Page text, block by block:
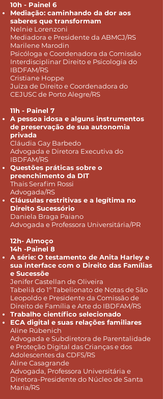
10h - Painel 6
Mediação: caminhando da dor aos
saberes que transformam
Nelnie Lorenzoni
Mediadora e Presidente da ABMCJ/RS
Marilene Marodin
Psicóloga e Coordenadora da Comissão
Interdisciplinar Direito e Psicologia do
IBDFAM/RS
Cristiane Hoppe
Juíza de Direito e Coordenadora do
CEJUSC de Porto Alegre/RS
11h - Painel 7
A pessoa idosa e alguns instrumentos
de preservação de sua autonomia
privada
Cláudia Gay Barbedo
Advogada e Diretora Executiva do
IBDFAM/RS
Questões práticas sobre o
preenchimento da DIT
Thais Serafim Rossi
Advogada/RS
Cláusulas restritivas e a legítima no
Direito Sucessório
Daniela Braga Paiano
Advogada e Professora Universitária/PR
12h- Almoço
14h -Painel 8
A série: O testamento de Anita Harley e
sua interface com o Direito das Famílias
e Sucessõe
Jenifer Castellan de Oliveira
Tabeliã do 1º Tabelionato de Notas de São
Leopoldo e Presidente da Comissão de
Direito de Família e Arte do IBDFAM/RS
Trabalho científico selecionado
ECA digital e suas relações familiares
Aline Rübenich
Advogada e Subdiretora de Parentalidade
e Proteção Digital das Crianças e dos
Adolescentes da CDFS/RS
Aline Casagrande
Advogada, Professora Universitária e
Diretora-Presidente do Núcleo de Santa
Maria/RS